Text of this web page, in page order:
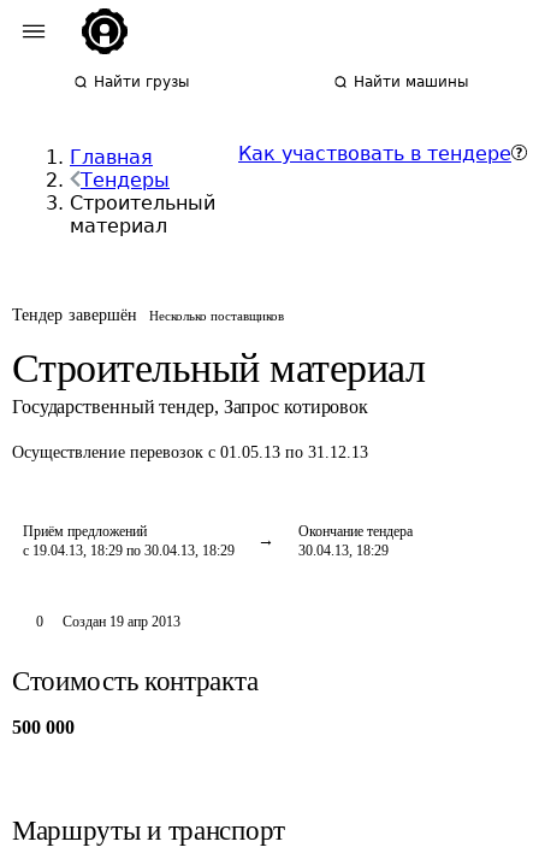
Найти грузы Найти машины
Главная
Тендеры
Строительный
материал
Как участвовать в тендере
Тендер завершён Несколько поставщиков
Строительный материал
Государственный тендер, Запрос котировок
Осуществление перевозок с 01.05.13 по 31.12.13
Приём предложений
с 19.04.13, 18:29 по 30.04.13, 18:29
Окончание тендера
30.04.13, 18:29
0 Создан 19 апр 2013
Стоимость контракта
500 000
Маршруты и транспорт